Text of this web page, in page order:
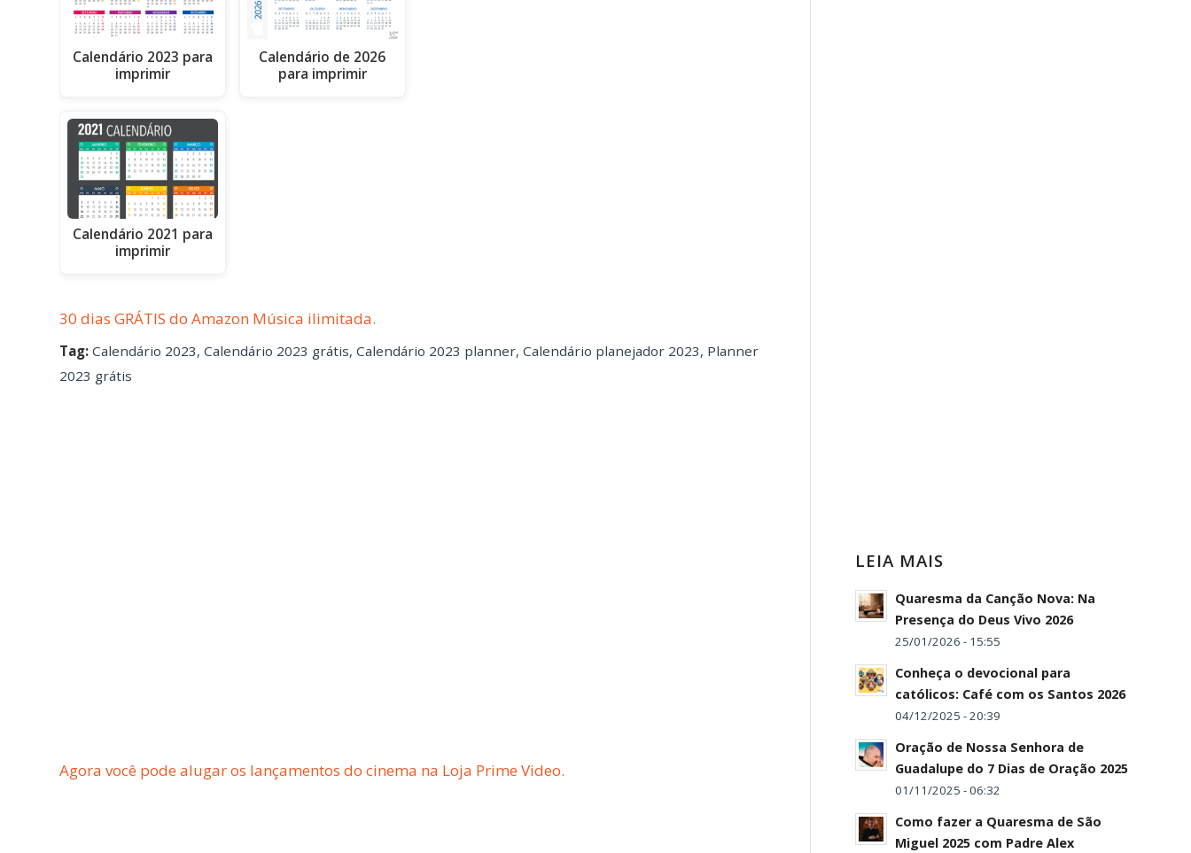
Calendário 2023 para
imprimir
Calendário 2021 para
imprimir
Calendário de 2026
para imprimir
30 dias GRÁTIS do Amazon Música ilimitada.
Tag: Calendário 2023, Calendário 2023 grátis, Calendário 2023 planner, Calendário planejador 2023, Planner
2023 grátis
Agora você pode alugar os lançamentos do cinema na Loja Prime Video.
LEIA MAIS
Quaresma da Canção Nova: Na
Presença do Deus Vivo 2026
25/01/2026 - 15:55
Conheça o devocional para
católicos: Café com os Santos 2026
04/12/2025 - 20:39
Oração de Nossa Senhora de
Guadalupe do 7 Dias de Oração 2025
01/11/2025 - 06:32
Como fazer a Quaresma de São
Miguel 2025 com Padre Alex